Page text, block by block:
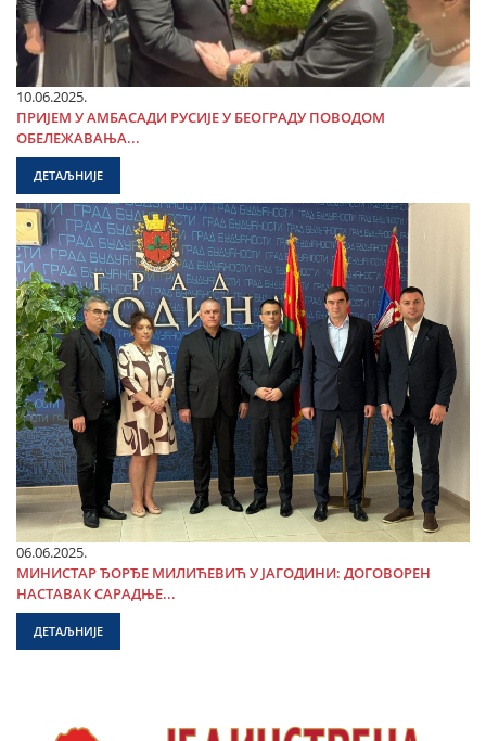
10.06.2025.
ПРИЈЕМ У АМБАСАДИ РУСИЈЕ У БЕОГРАДУ ПОВОДОМ
ОБЕЛЕЖАВАЊА...
ДЕТАЉНИЈЕ
06.06.2025.
МИНИСТАР ЂОРЂЕ МИЛИЋЕВИЋ У ЈАГОДИНИ: ДОГОВОРЕН
НАСТАВАК САРАДЊЕ...
ДЕТАЉНИЈЕ